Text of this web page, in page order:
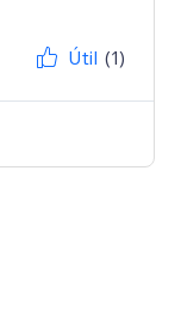
Útil (1)